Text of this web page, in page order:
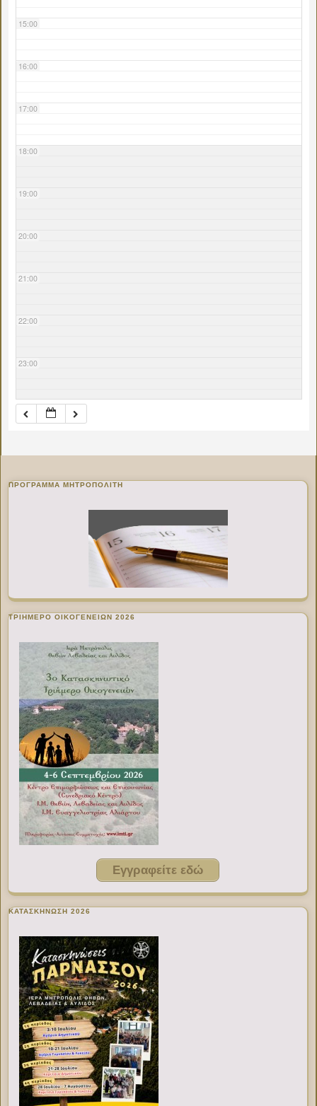
15:00
16:00
17:00
18:00
19:00
20:00
21:00
22:00
23:00
ΠΡΌΓΡΑΜΜΑ ΜΗΤΡΟΠΟΛΊΤΗ
ΤΡΙΗΜΕΡΟ ΟΙΚΟΓΕΝΕΙΩΝ 2026
Εγγραφείτε εδώ
ΚΑΤΑΣΚΗΝΩΣΗ 2026